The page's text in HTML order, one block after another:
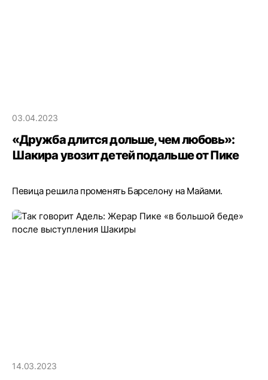
03.04.2023
«Дружба длится дольше, чем любовь»:
Шакира увозит детей подальше от Пике
Певица решила променять Барселону на Майами.
14.03.2023